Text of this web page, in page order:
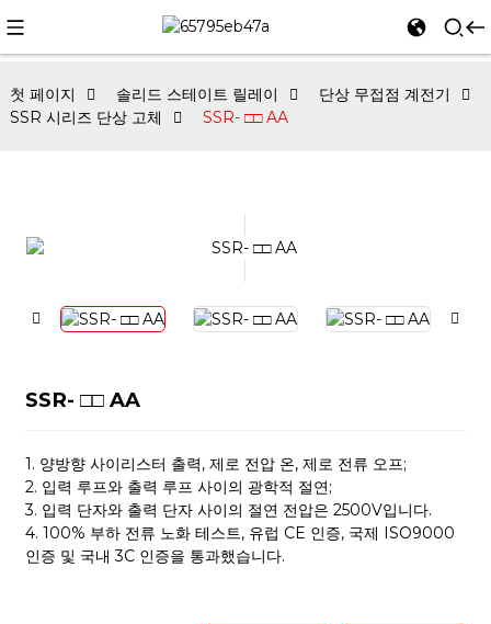
첫 페이지 솔리드 스테이트 릴레이
단상 무접점 계전기
SSR 시리즈 단상 고체
SSR- □□ AA
SSR- □□ AA
1. 양방향 사이리스터 출력, 제로 전압 온, 제로 전류 오프;
2. 입력 루프와 출력 루프 사이의 광학적 절연;
3. 입력 단자와 출력 단자 사이의 절연 전압은 2500V입니다.
4. 100% 부하 전류 노화 테스트, 유럽 CE 인증, 국제 ISO9000
인증 및 국내 3C 인증을 통과했습니다.